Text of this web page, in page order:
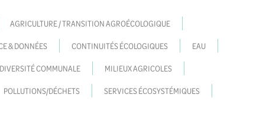
AGRICULTURE / TRANSITION AGROÉCOLOGIQUE
& DONNÉES CONTINUITÉS ÉCOLOGIQUES EAU
COMMUNALE MILIEUX AGRICOLES
POLLUTIONS/DÉCHETS SERVICES ÉCOSYSTÉMIQUES